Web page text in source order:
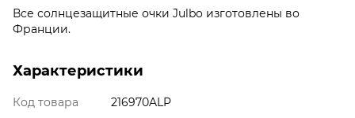
Все солнцезащитные очки Julbo изготовлены во
Франции.
Характеристики
Код товара
216970ALP